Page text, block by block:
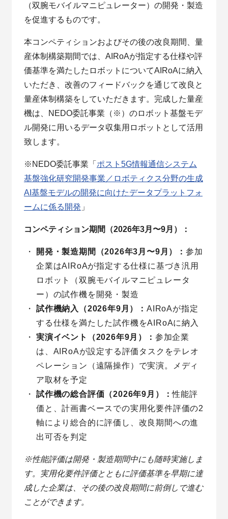
（双腕モバイルマニピュレーター）の開発・製造
を促進するものです。
本コンペティションおよびその後の改良期間、量
産体制構築期間では、AIRoAが指定する仕様や評
価基準を満たしたロボットについてAIRoAに納入
いただき、改善のフィードバックを通じて改良と
量産体制構築をしていただきます。完成した量産
機は、NEDO委託事業（※）のロボット基盤モデ
ル開発に用いるデータ収集用ロボットとして活用
致します。
※NEDO委託事業「 ポスト5G情報通信システム
基盤強化研究開発事業／ロボティクス分野の生成
AI基盤モデルの開発に向けたデータプラットフォ
ームに係る開発 」
コンペティション期間（2026年3月〜9月）：
開発・製造期間（2026年3月〜9月）： 参加
企業はAIRoAが指定する仕様に基づき汎用
ロボット（双腕モバイルマニピュレータ
ー）の試作機を開発・製造
試作機納入（2026年9月）： AIRoAが指定
する仕様を満たした試作機をAIRoAに納入
実演イベント（2026年9月）： 参加企業
は、AIRoAが設定する評価タスクをテレオ
ペレーション（遠隔操作）で実演。メディ
ア取材を予定
試作機の総合評価（2026年9月）：性能評
価と、計画書ベースでの実用化要件評価の2
軸により総合的に評価し、改良期間への進
出可否を判定
※性能評価は開発・製造期間中にも随時実施しま
す。実用化要件評価とともに評価基準を早期に達
成した企業は、その後の改良期間に前倒しで進む
ことができます。